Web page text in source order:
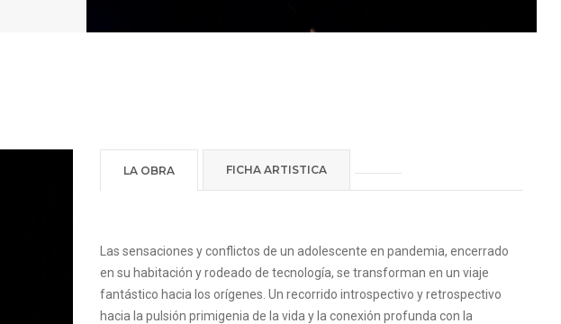
LA OBRA FICHA ARTISTICA
Las sensaciones y conflictos de un adolescente en pandemia, encerrado
en su habitación y rodeado de tecnología, se transforman en un viaje
fantástico hacia los orígenes. Un recorrido introspectivo y retrospectivo
hacia la pulsión primigenia de la vida y la conexión profunda con la